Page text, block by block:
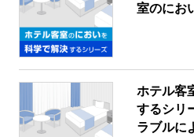
室のにお
ホテル客
するシ
ラブルに